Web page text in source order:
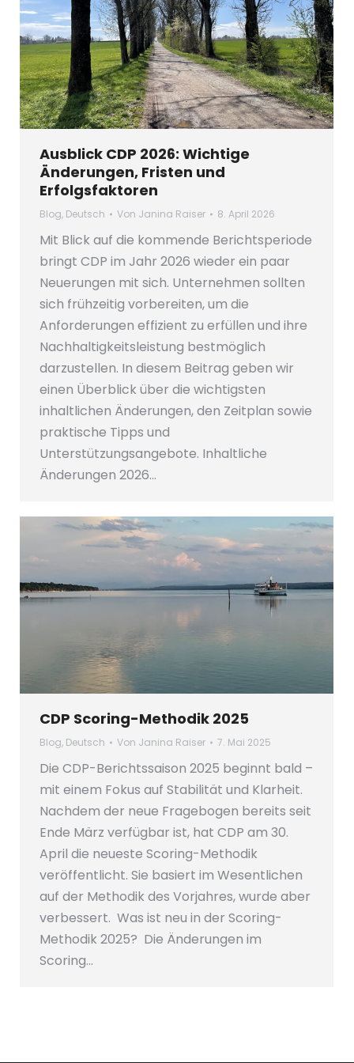
Ausblick CDP 2026: Wichtige
Änderungen, Fristen und
Erfolgsfaktoren
Blog, Deutsch Von Janina Raiser 8. April 2026
Mit Blick auf die kommende Berichtsperiode
bringt CDP im Jahr 2026 wieder ein paar
Neuerungen mit sich. Unternehmen sollten
sich frühzeitig vorbereiten, um die
Anforderungen effizient zu erfüllen und ihre
Nachhaltigkeitsleistung bestmöglich
darzustellen. In diesem Beitrag geben wir
einen Überblick über die wichtigsten
inhaltlichen Änderungen, den Zeitplan sowie
praktische Tipps und
Unterstützungsangebote. Inhaltliche
Änderungen 2026…
CDP Scoring-Methodik 2025
Blog, Deutsch Von Janina Raiser 7. Mai 2025
Die CDP-Berichtssaison 2025 beginnt bald –
mit einem Fokus auf Stabilität und Klarheit.
Nachdem der neue Fragebogen bereits seit
Ende März verfügbar ist, hat CDP am 30.
April die neueste Scoring-Methodik
veröffentlicht. Sie basiert im Wesentlichen
auf der Methodik des Vorjahres, wurde aber
verbessert. Was ist neu in der Scoring-
Methodik 2025? Die Änderungen im
Scoring…